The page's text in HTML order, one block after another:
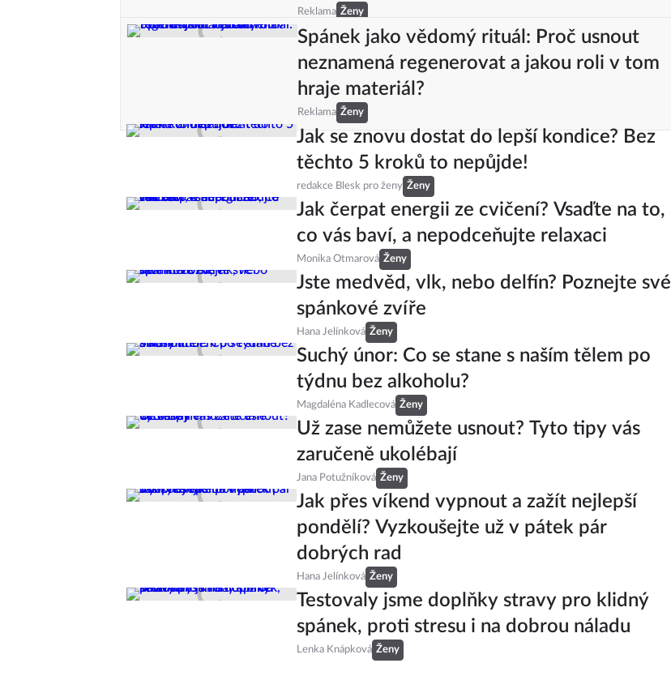
Reklama Ženy
Spánek jako vědomý rituál: Proč usnout
neznamená regenerovat a jakou roli v tom
hraje materiál?
Reklama Ženy
Jak se znovu dostat do lepší kondice? Bez
těchto 5 kroků to nepůjde!
redakce Blesk pro ženy Ženy
Jak čerpat energii ze cvičení? Vsaďte na to,
co vás baví, a nepodceňujte relaxaci
Monika Otmarová Ženy
Jste medvěd, vlk, nebo delfín? Poznejte své
spánkové zvíře
Hana Jelínková Ženy
Suchý únor: Co se stane s naším tělem po
týdnu bez alkoholu?
Magdaléna Kadlecová Ženy
Už zase nemůžete usnout? Tyto tipy vás
zaručeně ukolébají
Jana Potužníková Ženy
Jak přes víkend vypnout a zažít nejlepší
pondělí? Vyzkoušejte už v pátek pár
dobrých rad
Hana Jelínková Ženy
Testovaly jsme doplňky stravy pro klidný
spánek, proti stresu i na dobrou náladu
Lenka Knápková Ženy